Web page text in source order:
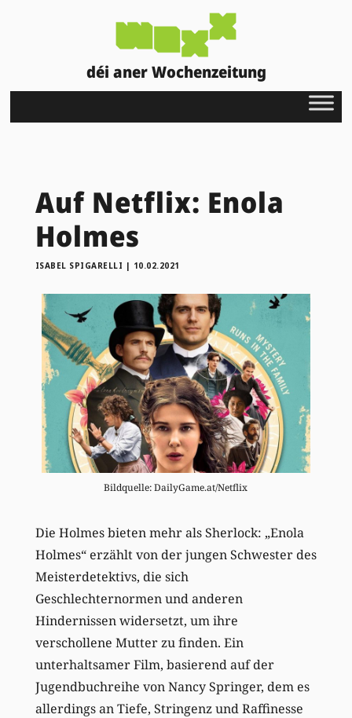
déi aner Wochenzeitung
Auf Netflix: Enola
Holmes
ISABEL SPIGARELLI | 10.02.2021
Bildquelle: DailyGame.at/Netflix
Die Holmes bieten mehr als Sherlock: „Enola
Holmes“ erzählt von der jungen Schwester des
Meisterdetektivs, die sich
Geschlechternormen und anderen
Hindernissen widersetzt, um ihre
verschollene Mutter zu finden. Ein
unterhaltsamer Film, basierend auf der
Jugendbuchreihe von Nancy Springer, dem es
allerdings an Tiefe, Stringenz und Raffinesse